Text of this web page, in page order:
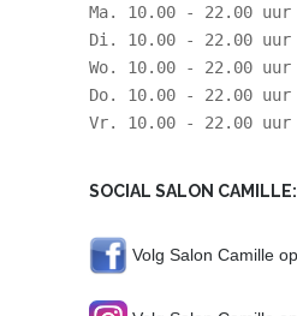
Ma. 10.00 - 22.00 uur
Di. 10.00 - 22.00 uur
Wo. 10.00 - 22.00 uur
Do. 10.00 - 22.00 uur
Vr. 10.00 - 22.00 uur
SOCIAL SALON CAMILLE:
Volg Salon Camille